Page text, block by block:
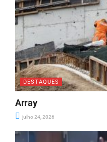
DESTAQUES
Array
julho 24, 2026